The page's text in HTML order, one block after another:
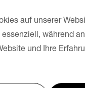
auf unserer
während
und Ihre
AGB